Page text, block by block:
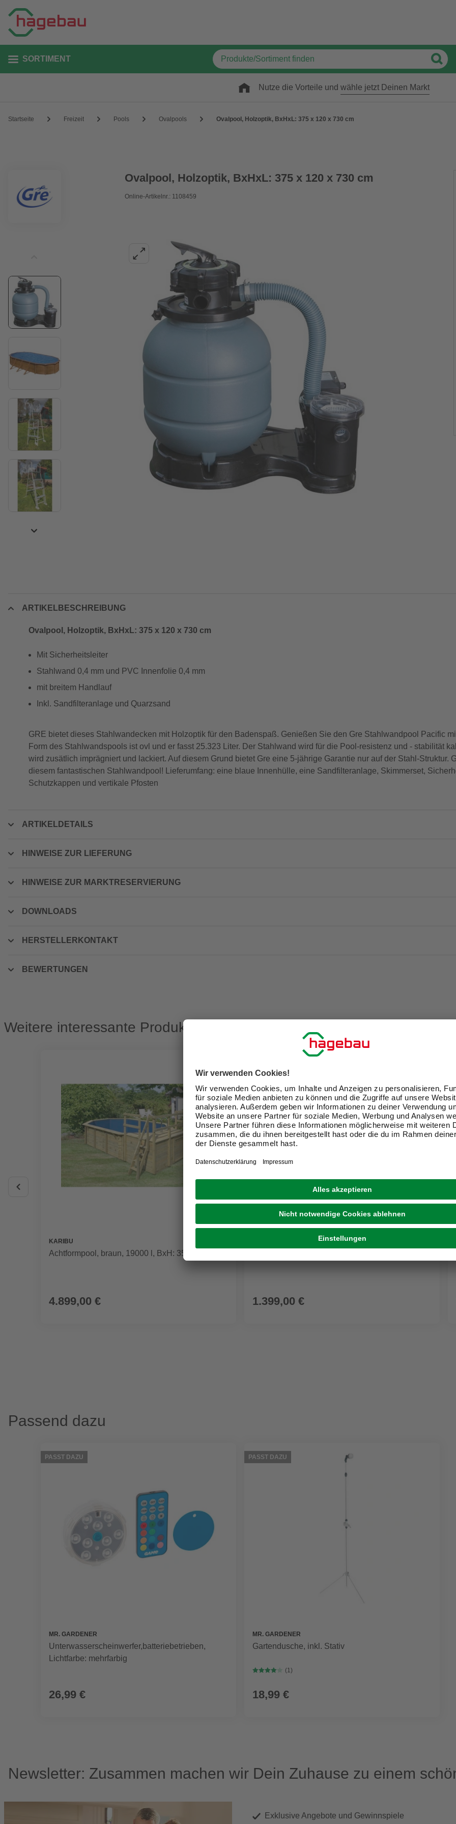
SORTIMENT
Nutze die Vorteile und wähle jetzt Deinen Markt
Startseite Freizeit Pools Ovalpools Ovalpool, Holzoptik, BxHxL: 375 x 120 x 730 cm
Ovalpool, Holzoptik, BxHxL: 375 x 120 x 730 cm
Online-Artikelnr.: 1108459
ARTIKELBESCHREIBUNG
Ovalpool, Holzoptik, BxHxL: 375 x 120 x 730 cm
Mit Sicherheitsleiter
Stahlwand 0,4 mm und PVC Innenfolie 0,4 mm
mit breitem Handlauf
Inkl. Sandfilteranlage und Quarzsand
GRE bietet dieses Stahlwandecken mit Holzoptik für den Badenspaß. Genießen Sie den Gre Stahlwandpool Pacific
Form des Stahlwandspools ist ovl und er fasst 25.323 Liter. Der Stahlwand wird für die Pool-resistenz und - stabilität
wird zusätlich imprägniert und lackiert. Auf diesem Grund bietet Gre eine 5-jährige Garantie nur auf der Stahl-Struktur.
diesem fantastischen Stahlwandpool! Lieferumfang: eine blaue Innenhülle, eine Sandfilteranlage, Skimmerset,
Schutzkappen und vertikale Pfosten
ARTIKELDETAILS
HINWEISE ZUR LIEFERUNG
HINWEISE ZUR MARKTRESERVIERUNG
DOWNLOADS
HERSTELLERKONTAKT
BEWERTUNGEN
Weitere interessante Produkte
KARIBU
Achtformpool, braun, 19000 l, BxH: 358x124 cm
4.899,00 € 1.399,00 €
Passend dazu
PASST DAZU
MR. GARDENER
Unterwasserscheinwerfer,batteriebetrieben,
Lichtfarbe: mehrfarbig
26,99 €
PASST DAZU
MR. GARDENER
Gartendusche, inkl. Stativ
(1)
18,99 €
Newsletter: Zusammen machen wir Dein Zuhause zu einem
Exklusive Angebote und Gewinnspiele